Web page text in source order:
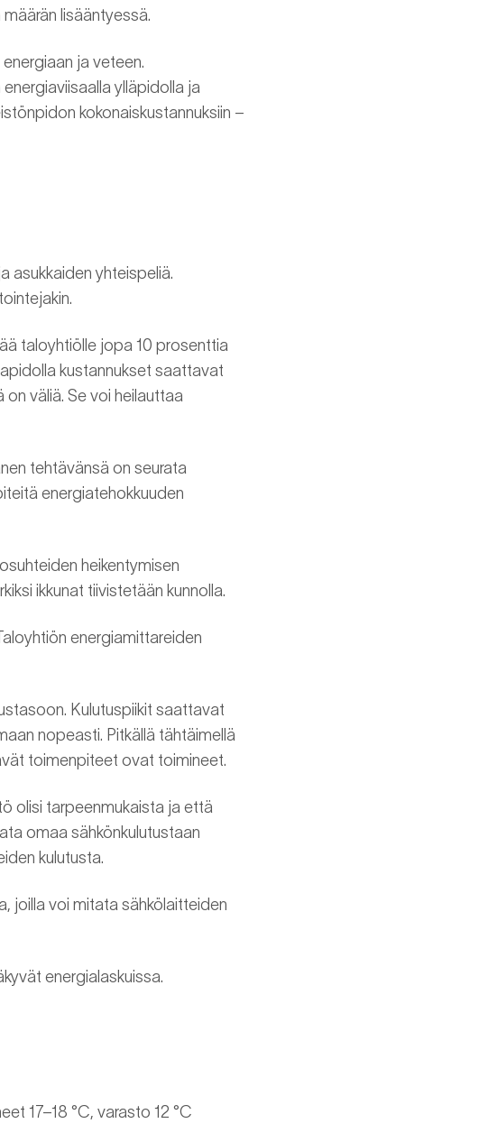
lisääntyessä.
ja veteen.
ylläpidolla ja
kokonaiskustannuksiin –
asukkaiden yhteispeliä.
taloyhtiölle jopa 10 prosenttia
kustannukset saattavat
väliä. Se voi heilauttaa
tehtävänsä on seurata
energiatehokkuuden
heikentymisen
ikkunat tiivistetään kunnolla.
energiamittareiden
Kulutuspiikit saattavat
nopeasti. Pitkällä tähtäimellä
toimenpiteet ovat toimineet.
olisi tarpeenmukaista ja että
omaa sähkönkulutustaan
kulutusta.
joilla voi mitata sähkölaitteiden
energialaskuissa.
17–18 °C, varasto 12 °C